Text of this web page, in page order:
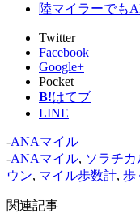
陸マイラーでも
Twitter
Facebook
Google+
Pocket
B!はてブ
LINE
-ANAマイル
-ANAマイル, ソラチカ
ウン, マイル歩数計, 歩
関連記事